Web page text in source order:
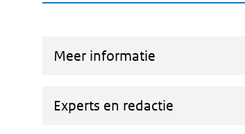
Meer informatie
Experts en redactie